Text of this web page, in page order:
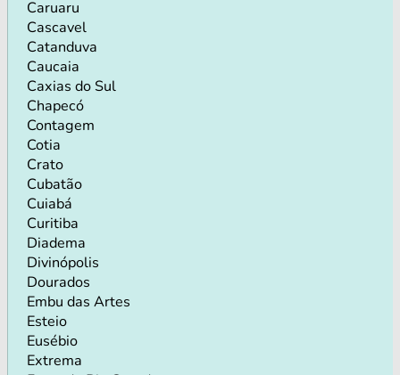
Caruaru
Cascavel
Catanduva
Caucaia
Caxias do Sul
Chapecó
Contagem
Cotia
Crato
Cubatão
Cuiabá
Curitiba
Diadema
Divinópolis
Dourados
Embu das Artes
Esteio
Eusébio
Extrema